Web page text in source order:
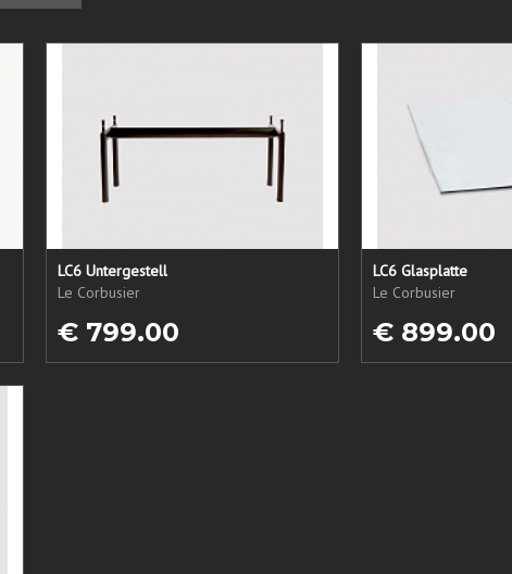
LC6 Untergestell
Le Corbusier
€ 799.00
LC6 Glasplatte
Le Corbusier
€ 899.00